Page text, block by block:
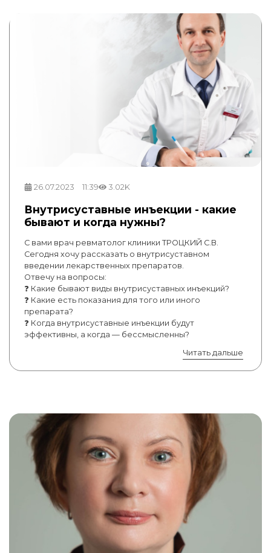
26.07.2023 11:39 3.02K
Внутрисуставные инъекции - какие
бывают и когда нужны?
С вами врач ревматолог клиники ТРОЦКИЙ С.В.
Сегодня хочу рассказать о внутрисуставном
введении лекарственных препаратов.
Отвечу на вопросы:
❓ Какие бывают виды внутрисуставных инъекций?
❓ Какие есть показания для того или иного
препарата?
❓ Когда внутрисуставные инъекции будут
эффективны, а когда — бессмысленны?
Читать дальше